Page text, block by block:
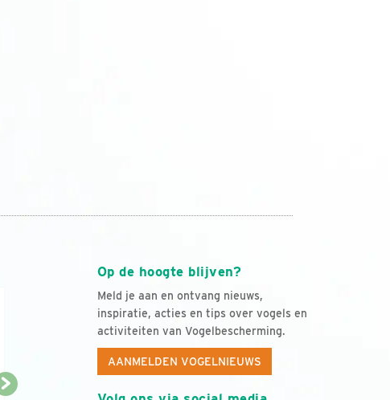
Op de hoogte blijven?
Meld je aan en ontvang nieuws,
inspiratie, acties en tips over vogels en
activiteiten van Vogelbescherming.
AANMELDEN VOGELNIEUWS